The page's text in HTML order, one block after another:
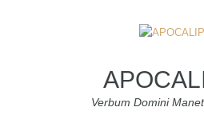
Verbum Domini